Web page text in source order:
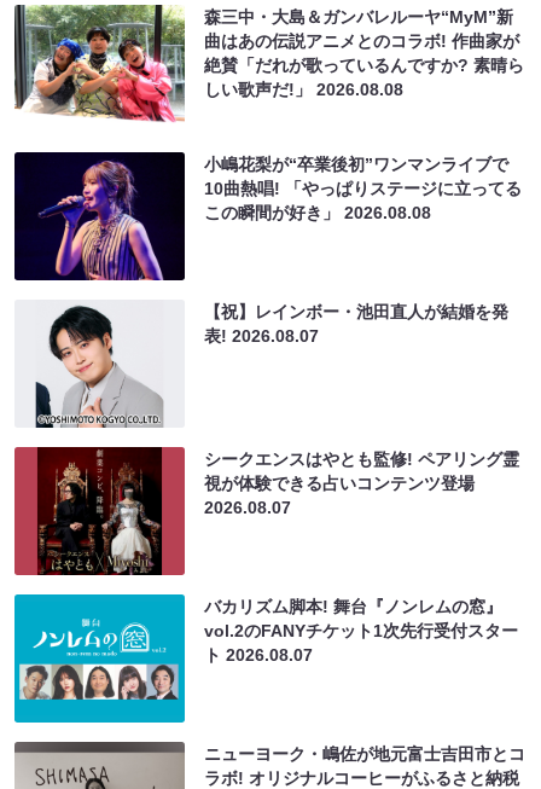
森三中・大島＆ガンバレルーヤ“MyM”新
曲はあの伝説アニメとのコラボ! 作曲家が
絶賛「だれが歌っているんですか? 素晴ら
しい歌声だ!」2026.08.08
小嶋花梨が“卒業後初”ワンマンライブで
10曲熱唱! 「やっぱりステージに立ってる
この瞬間が好き」2026.08.08
【祝】レインボー・池田直人が結婚を発
表!2026.08.07
シークエンスはやとも監修! ペアリング霊
視が体験できる占いコンテンツ登場
2026.08.07
バカリズム脚本! 舞台『ノンレムの窓』
vol.2のFANYチケット1次先行受付スター
ト2026.08.07
ニューヨーク・嶋佐が地元富士吉田市とコ
ラボ! オリジナルコーヒーがふるさと納税